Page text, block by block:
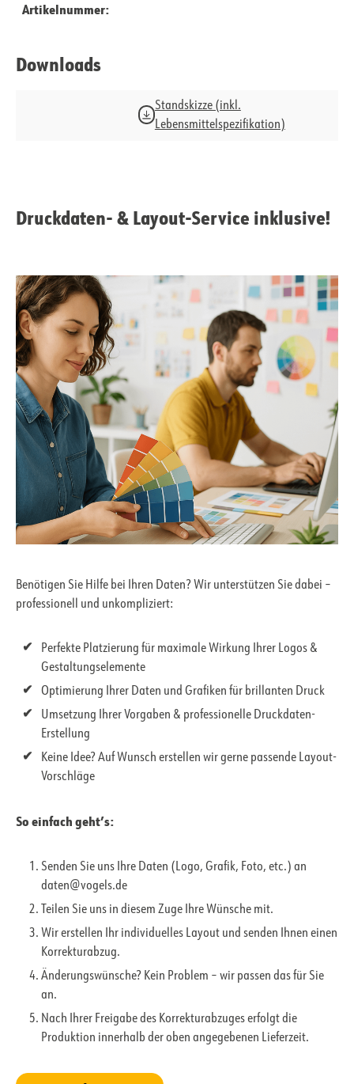
Artikelnummer:
Downloads
Standskizze (inkl.
Lebensmittelspezifikation)
Druckdaten- & Layout-Service inklusive!
Benötigen Sie Hilfe bei Ihren Daten? Wir unterstützen Sie dabei –
professionell und unkompliziert:
Perfekte Platzierung für maximale Wirkung Ihrer Logos &
Gestaltungselemente
Optimierung Ihrer Daten und Grafiken für brillanten Druck
Umsetzung Ihrer Vorgaben & professionelle Druckdaten-
Erstellung
Keine Idee? Auf Wunsch erstellen wir gerne passende Layout-
Vorschläge
So einfach geht’s:
Senden Sie uns Ihre Daten (Logo, Grafik, Foto, etc.) an
daten@vogels.de
Teilen Sie uns in diesem Zuge Ihre Wünsche mit.
Wir erstellen Ihr individuelles Layout und senden Ihnen einen
Korrekturabzug.
Änderungswünsche? Kein Problem – wir passen das für Sie
an.
Nach Ihrer Freigabe des Korrekturabzuges erfolgt die
Produktion innerhalb der oben angegebenen Lieferzeit.